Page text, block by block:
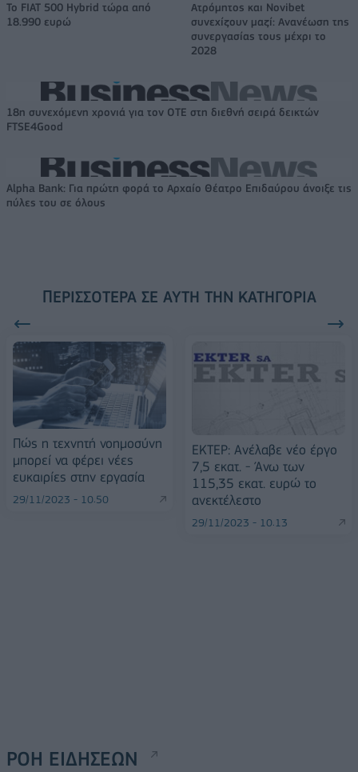
Το FIAT 500 Hybrid τώρα από
18.990 ευρώ
Ατρόμητος και Novibet
συνεχίζουν μαζί: Ανανέωση της
συνεργασίας τους μέχρι το
2028
18η συνεχόμενη χρονιά για τον ΟΤΕ στη διεθνή σειρά δεικτών
FTSE4Good
Alpha Bank: Για πρώτη φορά το Αρχαίο Θέατρο Επιδαύρου άνοιξε τις
πύλες του σε όλους
ΠΕΡΙΣΣΌΤΕΡΑ ΣΕ ΑΥΤΉ ΤΗΝ ΚΑΤΗΓΟΡΊΑ
Πώς η τεχνητή νοημοσύνη
μπορεί να φέρει νέες
ευκαιρίες στην εργασία
29/11/2023 - 10:50
ΕΚΤΕΡ: Ανέλαβε νέο έργο
7,5 εκατ. - Άνω των
115,35 εκατ. ευρώ το
ανεκτέλεστο
29/11/2023 - 10:13
ΡΟΗ ΕΙΔΗΣΕΩΝ